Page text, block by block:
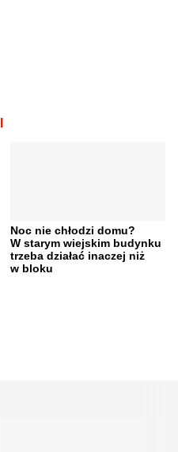
Noc nie chłodzi domu?
W starym wiejskim budynku
trzeba działać inaczej niż
w bloku